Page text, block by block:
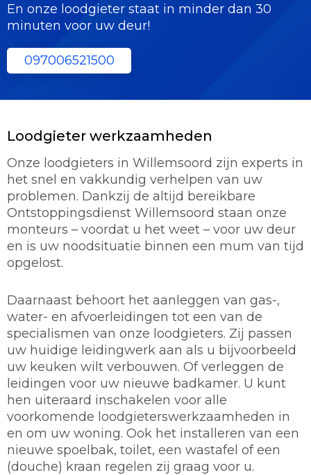
En onze loodgieter staat in minder dan 30
minuten voor uw deur!
097006521500
Loodgieter werkzaamheden
Onze loodgieters in Willemsoord zijn experts in
het snel en vakkundig verhelpen van uw
problemen. Dankzij de altijd bereikbare
Ontstoppingsdienst Willemsoord staan onze
monteurs – voordat u het weet – voor uw deur
en is uw noodsituatie binnen een mum van tijd
opgelost.
Daarnaast behoort het aanleggen van gas-,
water- en afvoerleidingen tot een van de
specialismen van onze loodgieters. Zij passen
uw huidige leidingwerk aan als u bijvoorbeeld
uw keuken wilt verbouwen. Of verleggen de
leidingen voor uw nieuwe badkamer. U kunt
hen uiteraard inschakelen voor alle
voorkomende loodgieterswerkzaamheden in
en om uw woning. Ook het installeren van een
nieuwe spoelbak, toilet, een wastafel of een
(douche) kraan regelen zij graag voor u.